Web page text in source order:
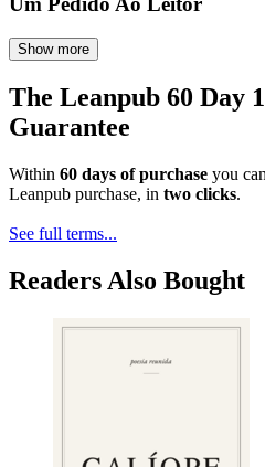
Show more
The Leanpub 60 Day
Guarantee
Within 60 days of purchase you
Leanpub purchase, in two clicks.
See full terms...
Readers Also Bought